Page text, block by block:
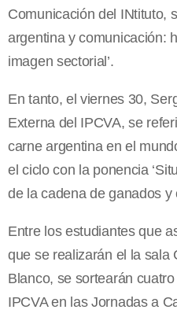
Comunicación del INtituto,
argentina y comunicación:
imagen sectorial’.
En tanto, el viernes 30,
Externa del IPCVA, se
carne argentina en el
el ciclo con la ponencia
de la cadena de ganados y
Entre los estudiantes que
que se realizarán el la sala
Blanco, se sortearán
IPCVA en las Jornadas a